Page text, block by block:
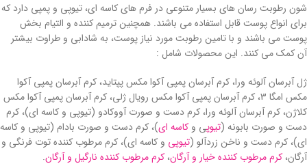
شون رطوبت رسان های بسیار متنوعی در فرم های کاسه ای، تیوپی و پمپی دارد که
برای انواع پوست قابل استفاده می باشند. همچنین ترمیم کننده و التیام بخش
پوست می باشند و با تامین رطوبت مورد نیاز پوست، به شادابی و طراوت بیشتر
آن کمک می کنند. این محصولات شامل :
ژل آبرسان آلوئه ورا، کرم آبرسان پمپی آکوا مکس پپتاید، کرم آبرسان پمپی آکوا
مکس امگا 3، کرم آبرسان پمپی آکوا مکس رویال ژلی، کرم آبرسان پمپی آکوا مکس
کلاژن، کرم آبرسان آلوئه ورا، کرم دست و صورت آووکادو (تیوپی و کاسه ای)، کرم
دست و صورت بابونه (تیوپی و کاسه ای)، کرم دست و صورت بادام (تیوپی و کاسه
ای)، کرم دست و ناخن زردآلو (تیوپی و کاسه ای)، کرم مرطوب کننده توت فرنگی و
آرگان، کرم مرطوب کننده خیار و آرگان، کرم مرطوب کننده نارگیل و آرگان.